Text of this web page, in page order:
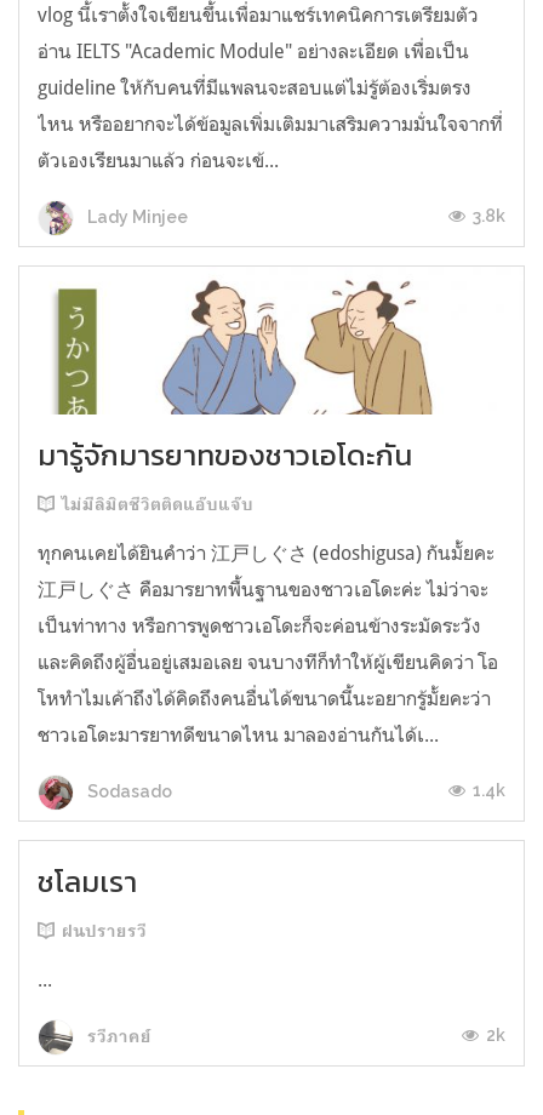
vlog นี้เราตั้งใจเขียนขึ้นเพื่อมาแชร์เทคนิคการเตรียมตัว
อ่าน IELTS "Academic Module" อย่างละเอียด เพื่อเป็น
guideline ให้กับคนที่มีแพลนจะสอบแต่ไม่รู้ต้องเริ่มตรง
ไหน หรืออยากจะได้ข้อมูลเพิ่มเติมมาเสริมความมั่นใจจากที่
ตัวเองเรียนมาแล้ว ก่อนจะเข้...
Lady Minjee 3.8k
มารู้จักมารยาทของชาวเอโดะกัน
ไม่มีลิมิตชีวิตติดแอ๊บแจ๊บ
ทุกคนเคยได้ยินคำว่า 江戸しぐさ (edoshigusa) กันมั้ยคะ
江戸しぐさ คือมารยาทพื้นฐานของชาวเอโดะค่ะ ไม่ว่าจะ
เป็นท่าทาง หรือการพูดชาวเอโดะก็จะค่อนข้างระมัดระวัง
และคิดถึงผู้อื่นอยู่เสมอเลย จนบางทีก็ทำให้ผู้เขียนคิดว่า โอ
โหทำไมเค้าถึงได้คิดถึงคนอื่นได้ขนาดนี้นะอยากรู้มั้ยคะว่า
ชาวเอโดะมารยาทดีขนาดไหน มาลองอ่านกันได้เ...
Sodasado 1.4k
ชโลมเรา
ฝนปรายรวี
...
รวีภาคย์ 2k